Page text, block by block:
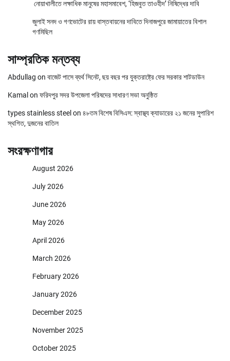
নোয়াখালীতে লক্ষাধিক মানুষের মহাসমাবেশ, ‘হিজবুত তাওহীদ’ নিষিদ্ধের দাবি
জুলাই সনদ ও গণভোটের রায় বাস্তবায়নের দাবিতে দিনাজপুরে জামায়াতের বিশাল
গণমিছিল
সাম্প্রতিক মন্তব্য
Abdullag on বাজেট পাসে ব্যর্থ সিনেট, ছয় বছর পর যুক্তরাষ্ট্রে ফের সরকার শাটডাউন
Kamal on ফরিদপুর সদর উপজেলা পরিষদের সাধারণ সভা অনুষ্ঠিত
types stainless steel on ৪৮তম বিশেষ বিসিএস: স্বাস্থ্য ক্যাডারের ২১ জনের সুপারিশ
স্থগিত, দুজনের বাতিল
সংরক্ষণাগার
August 2026
July 2026
June 2026
May 2026
April 2026
March 2026
February 2026
January 2026
December 2025
November 2025
October 2025